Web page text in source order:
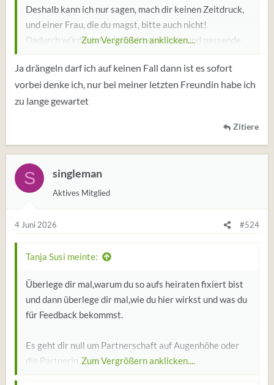
Deshalb kann ich nur sagen, mach dir keinen Zeitdruck,
und einer Frau, die du magst, bitte auch nicht!
Dadurch würdest du vielleicht eine gute und passende
Partnerin verscheuchen, und das wäre doch schade.
Zum Vergrößern anklicken....
Ja drängeln darf ich auf keinen Fall dann ist es sofort
vorbei denke ich, nur bei meiner letzten Freundin habe ich
zu lange gewartet
Zitiere
S singleman
Aktives Mitglied
4 Juni 2026 #524
Tanja Susi meinte:
Überlege dir mal,warum du so aufs heiraten fixiert bist
und dann überlege dir mal,wie du hier wirkst und was du
für Feedback bekommst.
Es geht dir null um Partnerschaft auf Augenhöhe oder
die Partnerin. Zum Vergrößern anklicken....